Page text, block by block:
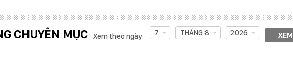
CHUYÊN MỤC Xem theo ngày 7 THÁNG 8 2026 XEM